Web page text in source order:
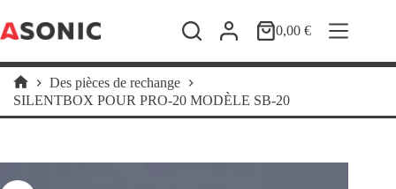
au
contenu
Panier0,00€
Accueil
Des pièces de rechange
SILENTBOX POUR PRO-20 MODÈLE SB-20